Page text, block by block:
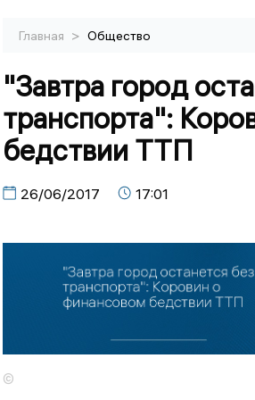
Главная > Общество
"Завтра город
транспорта":
бедствии ТТП
26/06/2017 17:01
©